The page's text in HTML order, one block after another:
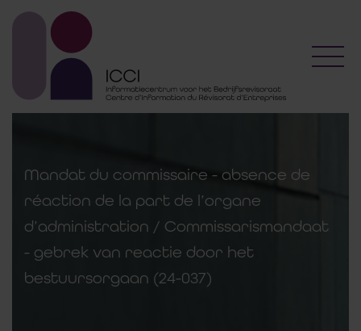
Mandat du commissaire - absence de
réaction de la part de l’organe
d’administration / Commissarismandaat
- gebrek van reactie door het
bestuursorgaan (24-037)